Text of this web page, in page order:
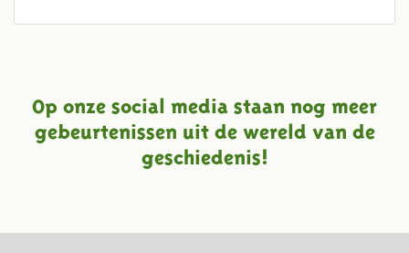
Op onze social media staan nog meer
gebeurtenissen uit de wereld van de
geschiedenis!